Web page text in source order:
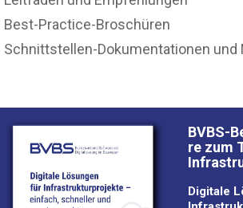
Best-Prac­ti­ce-Bro­schü­ren
Schnitt­stel­len-Doku­men­ta­tio­nen und
BVBS-
re zum
Digi­ta­le